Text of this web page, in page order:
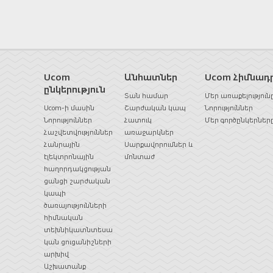
Ucom
ընկերություն
Ucom-ի մասին
Նորություններ
Հաշվետվություններ
Հանրային
էլեկտրոնային
հաղորդակցության
ցանցի շարժական
կապի
ծառայությունների
հիմնական
տեխնիկատնտեսա
կան ցուցանիշների
արխիվ
Աշխատանք
Անհատներ
Տան համար
Շարժական կապ
Հատուկ
առաջարկներ
Սարքավորումներ և
մոնտաժ
Ucom
Մեր
Նորություններ
Մեր